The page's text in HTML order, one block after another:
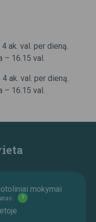
ak. val. per dieną.
– 16.15 val.
4 ak. val. per dieną.
– 16.15 val.
mokymai
?